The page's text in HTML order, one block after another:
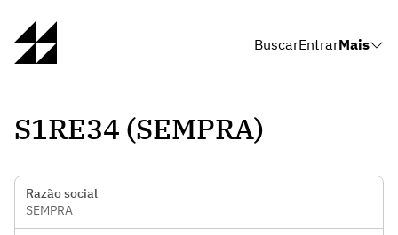
BuscarEntrarMais
S1RE34 (SEMPRA)
Razão social
SEMPRA